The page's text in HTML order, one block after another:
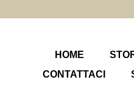
HOME
CONTATTACI